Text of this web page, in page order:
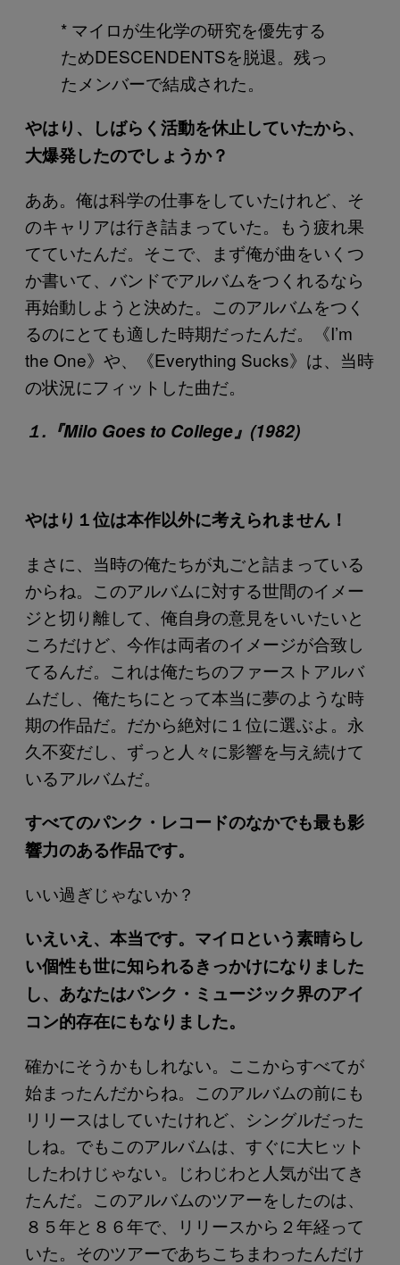
* マイロが生化学の研究を優先する
ためDESCENDENTSを脱退。残っ
たメンバーで結成された。
やはり、しばらく活動を休止していたから、
大爆発したのでしょうか？
ああ。俺は科学の仕事をしていたけれど、そ
のキャリアは行き詰まっていた。もう疲れ果
てていたんだ。そこで、まず俺が曲をいくつ
か書いて、バンドでアルバムをつくれるなら
再始動しようと決めた。このアルバムをつく
るのにとても適した時期だったんだ。《I’m
the One》や、《Everything Sucks》は、当時
の状況にフィットした曲だ。
１.『Milo Goes to College』(1982)
やはり１位は本作以外に考えられません！
まさに、当時の俺たちが丸ごと詰まっている
からね。このアルバムに対する世間のイメー
ジと切り離して、俺自身の意見をいいたいと
ころだけど、今作は両者のイメージが合致し
てるんだ。これは俺たちのファーストアルバ
ムだし、俺たちにとって本当に夢のような時
期の作品だ。だから絶対に１位に選ぶよ。永
久不変だし、ずっと人々に影響を与え続けて
いるアルバムだ。
すべてのパンク・レコードのなかでも最も影
響力のある作品です。
いい過ぎじゃないか？
いえいえ、本当です。マイロという素晴らし
い個性も世に知られるきっかけになりました
し、あなたはパンク・ミュージック界のアイ
コン的存在にもなりました。
確かにそうかもしれない。ここからすべてが
始まったんだからね。このアルバムの前にも
リリースはしていたけれど、シングルだった
しね。でもこのアルバムは、すぐに大ヒット
したわけじゃない。じわじわと人気が出てき
たんだ。このアルバムのツアーをしたのは、
８５年と８６年で、リリースから２年経って
いた。そのツアーであちこちまわったんだけ